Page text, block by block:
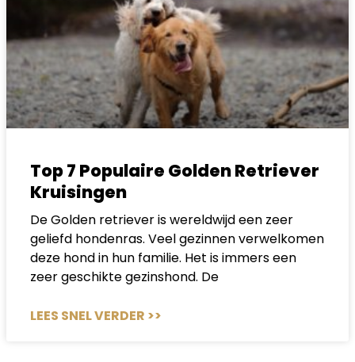
Top 7 Populaire Golden Retriever
Kruisingen
De Golden retriever is wereldwijd een zeer
geliefd hondenras. Veel gezinnen verwelkomen
deze hond in hun familie. Het is immers een
zeer geschikte gezinshond. De
LEES SNEL VERDER >>